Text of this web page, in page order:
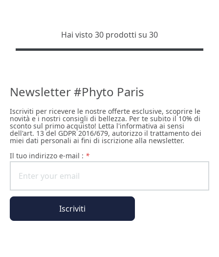
Hai visto 30 prodotti su 30
Newsletter #Phyto Paris
Iscriviti per ricevere le nostre offerte esclusive, scoprire le
novità e i nostri consigli di bellezza. Per te subito il 10% di
sconto sul primo acquisto! Letta l'informativa ai sensi
dell'art. 13 del GDPR 2016/679, autorizzo il trattamento dei
miei dati personali ai fini di iscrizione alla newsletter.
il tuo indirizzo e-mail : *
Iscriviti